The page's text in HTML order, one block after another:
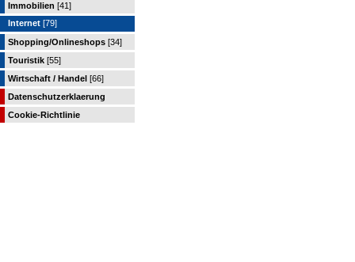
Immobilien [41]
Internet [79]
Shopping/Onlineshops [34]
Touristik [55]
Wirtschaft / Handel [66]
Datenschutzerklaerung
Cookie-Richtlinie